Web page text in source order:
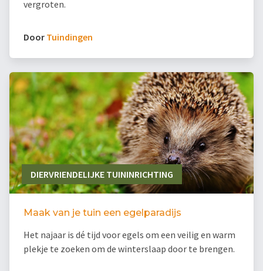
vergroten.
Door Tuindingen
DIERVRIENDELIJKE TUININRICHTING
Maak van je tuin een egelparadijs
Het najaar is dé tijd voor egels om een veilig en warm
plekje te zoeken om de winterslaap door te brengen.